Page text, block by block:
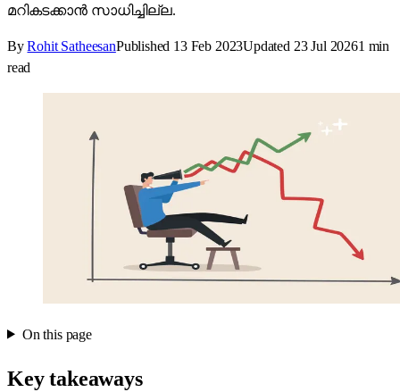
മറികടക്കാൻ സാധിച്ചില്ല.
By Rohit SatheesanPublished 13 Feb 2023Updated 23 Jul 20261 min
read
On this page
Key takeaways